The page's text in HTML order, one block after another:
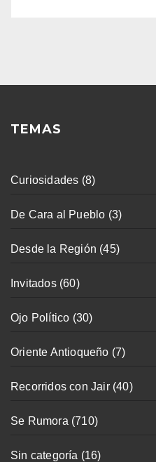
TEMAS
Curiosidades (8)
De Cara al Pueblo (3)
Desde la Región (45)
Invitados(60)
Ojo Político (30)
Oriente Antioqueño (7)
Recorridos con Jair(40)
Se Rumora (710)
Sin categoría (16)